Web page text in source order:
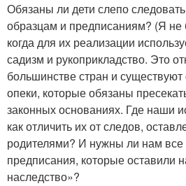
Обязаны ли дети слепо
образцам и предписаниям? (Я не
когда для их реализации
садизм и рукоприкладство. Это
большинстве стран и
опеки, которые обязаны
законных основаниях. Где наши
как отличить их от следов,
родителями? И нужны ли нам
предписания, которые оставили
наследство»?